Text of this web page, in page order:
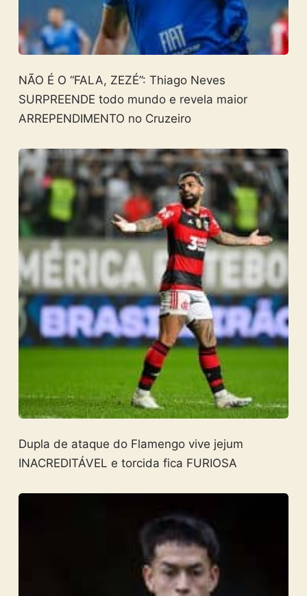
NÃO É O “FALA, ZEZÉ”: Thiago Neves
SURPREENDE todo mundo e revela maior
ARREPENDIMENTO no Cruzeiro
Dupla de ataque do Flamengo vive jejum
INACREDITÁVEL e torcida fica FURIOSA